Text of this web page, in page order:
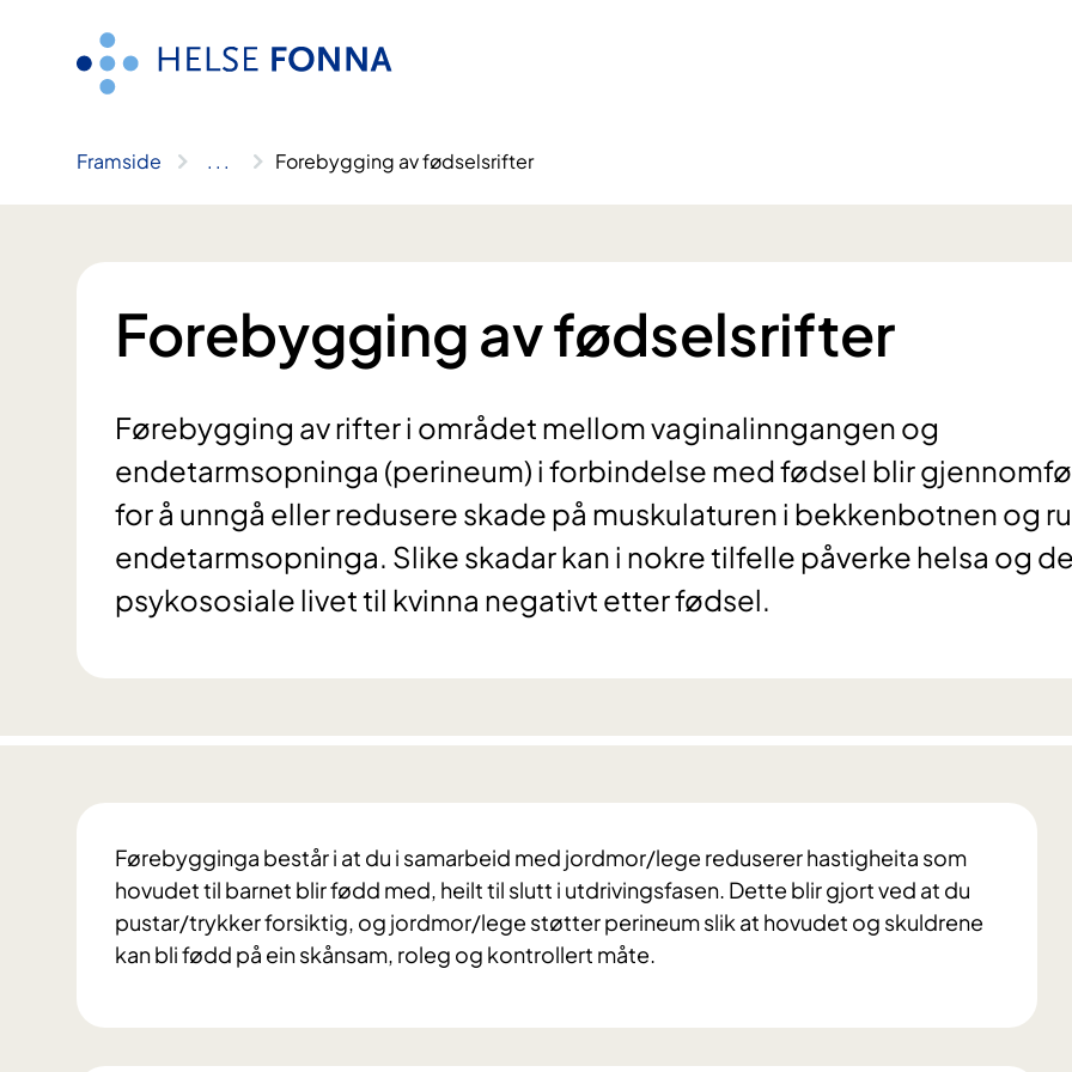
Framside .. . Forebygging av fødselsrifter
Forebygging av fødselsrifter
Førebygging av rifter i området mellom vaginalinngangen og
endetarmsopninga (perineum) i forbindelse med fødsel blir
for å unngå eller redusere skade på muskulaturen i bekkenbotnen og
endetarmsopninga. Slike skadar kan i nokre tilfelle påverke helsa og
psykososiale livet til kvinna negativt etter fødsel.
Førebygginga består i at du i samarbeid med jordmor/lege reduserer hastigheita som
hovudet til barnet blir fødd med, heilt til slutt i utdrivingsfasen. Dette blir gjort ved at du
pustar/trykker forsiktig, og jordmor/lege støtter perineum slik at hovudet og skuldrene
kan bli fødd på ein skånsam, roleg og kontrollert måte.